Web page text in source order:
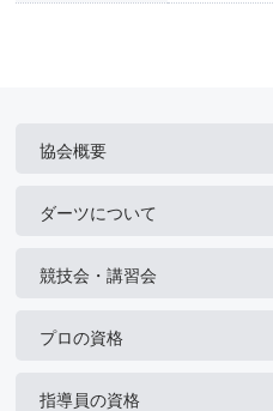
協会概要
ダーツについて
競技会・講習会
プロの資格
指導員の資格